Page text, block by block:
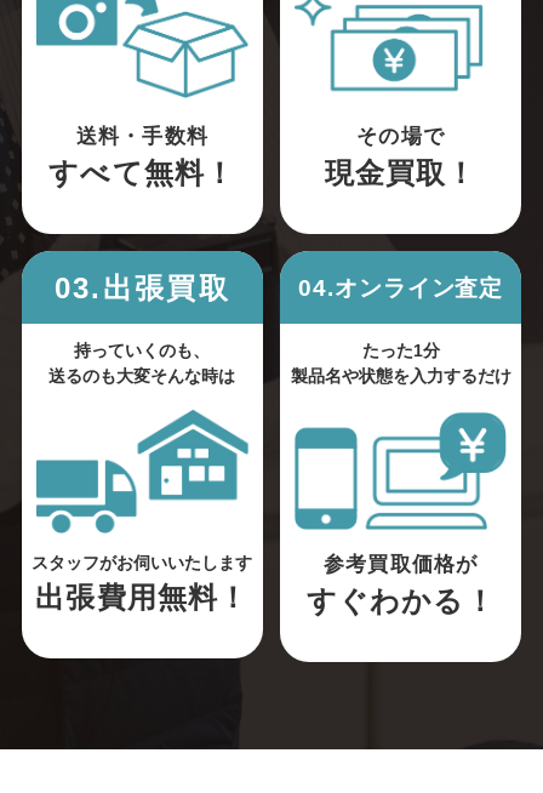
送料・手数料
すべて無料！
その場で
現金買取！
03.出張買取
持っていくのも、
送るのも大変そんな時は
スタッフがお伺いいたします
出張費用無料！
04.オンライン査定
たった1分
製品名や状態を入力するだけ
参考買取価格が
すぐわかる！